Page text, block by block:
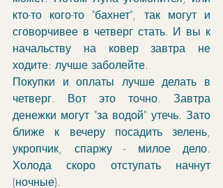
кто-то кого-то "бахнет", так могут и
сговорчивее в четверг стать. И вы к
начальству на ковер завтра не
ходите: лучше заболейте.
Покупки и оплаты лучше делать в
четверг. Вот это точно. Завтра
денежки могут "за водой" утечь. Зато
ближе к вечеру посадить зелень,
укропчик, спаржу - милое дело.
Холода скоро отступать начнут
(ночные).